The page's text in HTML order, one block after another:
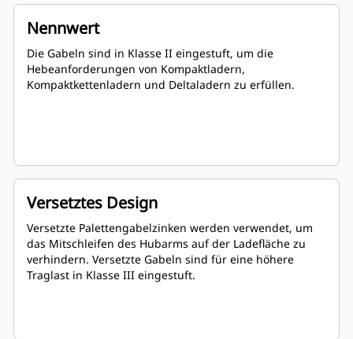
Nennwert
Die Gabeln sind in Klasse II eingestuft, um die
Hebeanforderungen von Kompaktladern,
Kompaktkettenladern und Deltaladern zu erfüllen.
Versetztes Design
Versetzte Palettengabelzinken werden verwendet, um
das Mitschleifen des Hubarms auf der Ladefläche zu
verhindern. Versetzte Gabeln sind für eine höhere
Traglast in Klasse III eingestuft.